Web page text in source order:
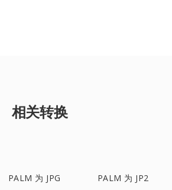
相关转换
PALM 为 JPG PALM 为 JP2